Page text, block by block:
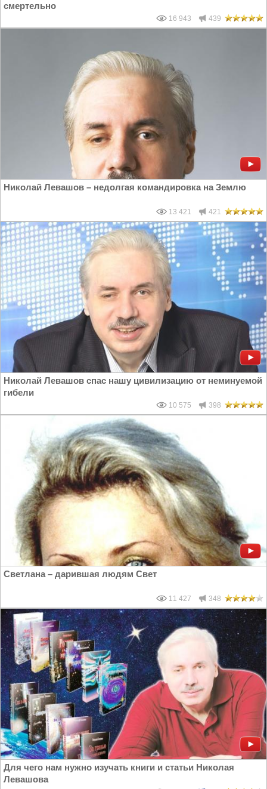
смертельно
16 943 439
Николай Левашов – недолгая командировка на Землю
13 421 421
Николай Левашов спас нашу цивилизацию от неминуемой
гибели
10 575 398
Светлана – дарившая людям Свет
11 427 348
Для чего нам нужно изучать книги и статьи Николая
Левашова